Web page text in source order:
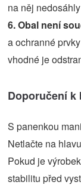
na něj
6. Obal není
a ochranné
vhodné je
Doporučení k
S panenkou
Netlačte na
Pokud je
stabilitu před